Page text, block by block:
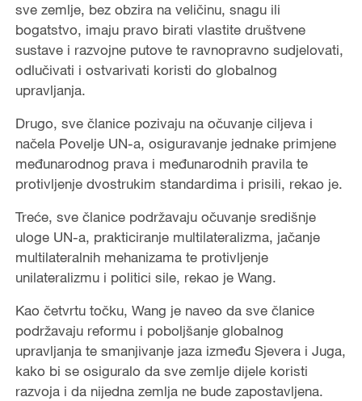
sve zemlje, bez obzira na veličinu, snagu ili
bogatstvo, imaju pravo birati vlastite društvene
sustave i razvojne putove te ravnopravno sudjelovati,
odlučivati i ostvarivati koristi do globalnog
upravljanja.
Drugo, sve članice pozivaju na očuvanje ciljeva i
načela Povelje UN-a, osiguravanje jednake primjene
međunarodnog prava i međunarodnih pravila te
protivljenje dvostrukim standardima i prisili, rekao je.
Treće, sve članice podržavaju očuvanje središnje
uloge UN-a, prakticiranje multilateralizma, jačanje
multilateralnih mehanizama te protivljenje
unilateralizmu i politici sile, rekao je Wang.
Kao četvrtu točku, Wang je naveo da sve članice
podržavaju reformu i poboljšanje globalnog
upravljanja te smanjivanje jaza između Sjevera i Juga,
kako bi se osiguralo da sve zemlje dijele koristi
razvoja i da nijedna zemlja ne bude zapostavljena.